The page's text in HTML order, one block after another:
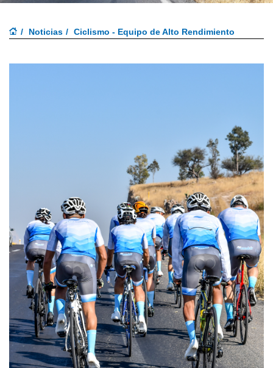
Noticias Ciclismo - Equipo de Alto Rendimiento